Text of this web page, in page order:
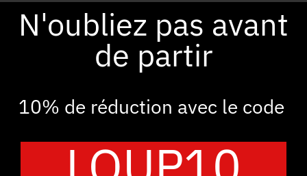
N'oubliez pas avant
de partir
10% de réduction avec le code